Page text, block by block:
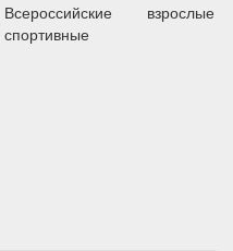
Всероссийские
спортивные
взрослые